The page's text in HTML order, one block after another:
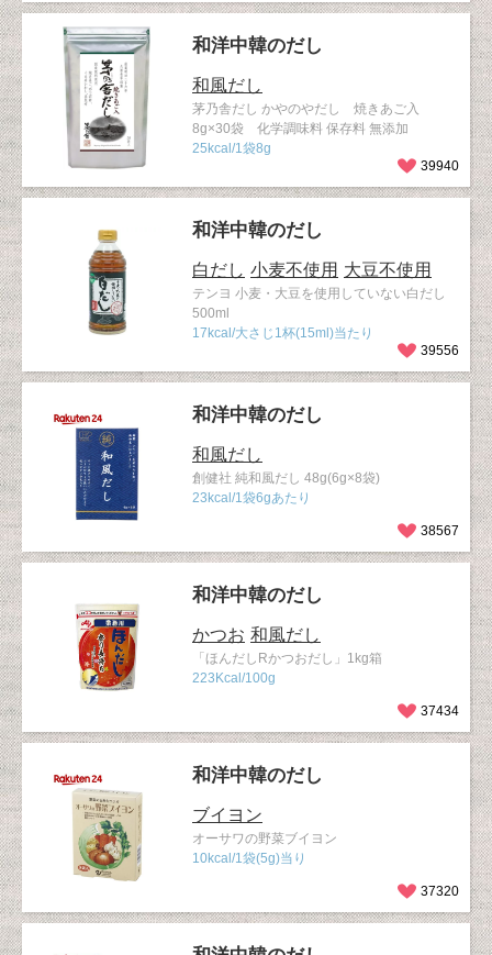
和洋中韓のだし
和風だし
茅乃舎だし かやのやだし 焼きあご入
8g×30袋 化学調味料 保存料 無添加
25kcal/1袋8g
39940
和洋中韓のだし
白だし 小麦不使用 大豆不使用
テンヨ 小麦・大豆を使用していない白だし
500ml
17kcal/大さじ1杯(15ml)当たり
39556
和洋中韓のだし
和風だし
創健社 純和風だし 48g(6g×8袋)
23kcal/1袋6gあたり
38567
和洋中韓のだし
かつお 和風だし
「ほんだしRかつおだし」1kg箱
223Kcal/100g
37434
和洋中韓のだし
ブイヨン
オーサワの野菜ブイヨン
10kcal/1袋(5g)当り
37320